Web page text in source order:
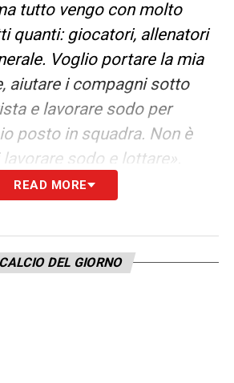
tutto vengo con molto
quanti: giocatori, allenatori
Voglio portare la mia
aiutare i compagni sotto
e lavorare sodo per
posto in squadra. Non è
sodo e lottare».
guardato molto il calcio
molto. Ci sono molti
che militano in Italia e mi
READ MORE
DEL GIORNO